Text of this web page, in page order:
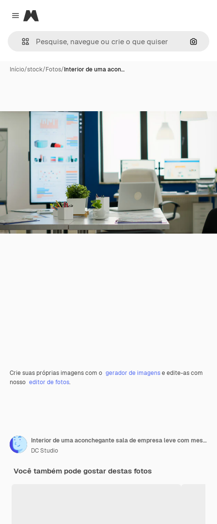
Close menu
Magnific
Início/stock/Fotos/Interior de uma acon…
Crie suas próprias imagens com o gerador de imagense edite-as com
nosso editor de fotos.
Interior de uma aconchegante sala de empresa leve com mesa de conferência pronta para brainstorming, cadeiras modernas e elegantes e monitor de mesa, tudo pronto para os funcionários. Esvazie o escritório espaçoso de espaço de trabalho criativo.
DC Studio
Você também pode gostar destas fotos